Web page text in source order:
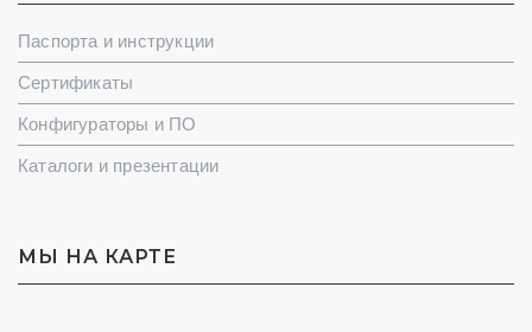
Паспорта и инструкции
Сертификаты
Конфигураторы и ПО
Каталоги и презентации
МЫ НА КАРТЕ